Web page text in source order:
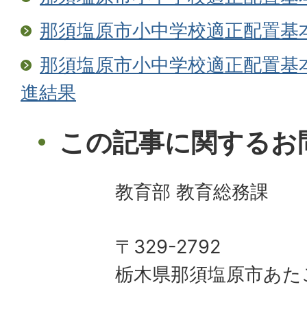
那須塩原市小中学校適正配置
那須塩原市小中学校適正配置
進結果
この記事に関する
教育部 教育総務課
〒329-2792
栃木県那須塩原市あ